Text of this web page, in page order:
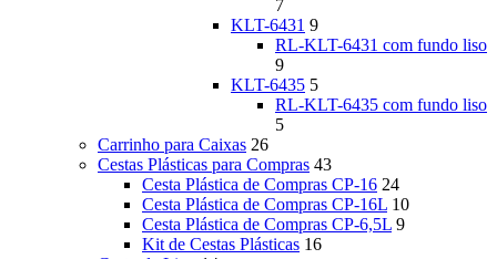
7
KLT-6431 9
RL-KLT-6431 com fundo liso
9
KLT-6435 5
RL-KLT-6435 com fundo liso
5
Carrinho para Caixas 26
Cestas Plásticas para Compras 43
Cesta Plástica de Compras CP-16 24
Cesta Plástica de Compras CP-16L 10
Cesta Plástica de Compras CP-6,5L 9
Kit de Cestas Plásticas 16